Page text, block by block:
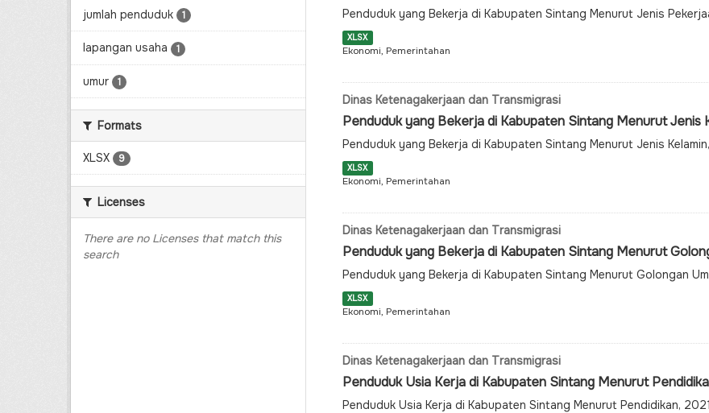
jumlah penduduk 1
lapangan usaha 1
umur 1
Formats
XLSX 9
Licenses
There are no Licenses that match this
search
Penduduk yang Bekerja di Kabupaten Sintang Menurut Jenis
XLSX
Ekonomi, Pemerintahan
Dinas Ketenagakerjaan dan Transmigrasi
Penduduk yang Bekerja di Kabupaten Sintang Menurut Jenis
Penduduk yang Bekerja di Kabupaten Sintang Menurut Jenis
XLSX
Ekonomi, Pemerintahan
Dinas Ketenagakerjaan dan Transmigrasi
Penduduk yang Bekerja di Kabupaten Sintang Menurut
Penduduk yang Bekerja di Kabupaten Sintang Menurut Golongan
XLSX
Ekonomi, Pemerintahan
Dinas Ketenagakerjaan dan Transmigrasi
Penduduk Usia Kerja di Kabupaten Sintang Menurut
Penduduk Usia Kerja di Kabupaten Sintang Menurut Pendidikan,